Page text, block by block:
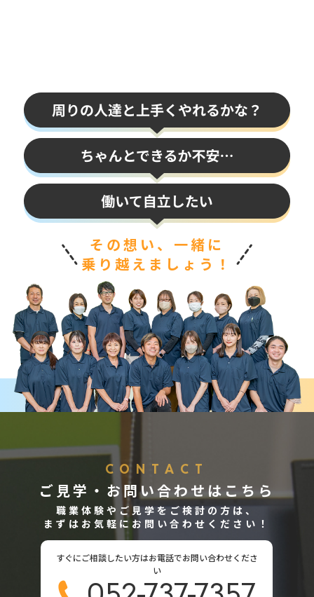
その想い、一緒に
乗り越えましょう！
CONTACT
ご見学・お問い合わせはこちら
職業体験やご見学をご検討の方は、
まずはお気軽にお問い合わせください！
すぐにご相談したい方はお電話でお問い合わせくださ
い